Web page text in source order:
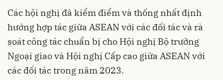
Các hội nghị đã kiểm điểm và thống nhất định
hướng hợp tác giữa ASEAN với các đối tác và rà
soát công tác chuẩn bị cho Hội nghị Bộ trưởng
Ngoại giao và Hội nghị Cấp cao giữa ASEAN với
các đối tác trong năm 2023.